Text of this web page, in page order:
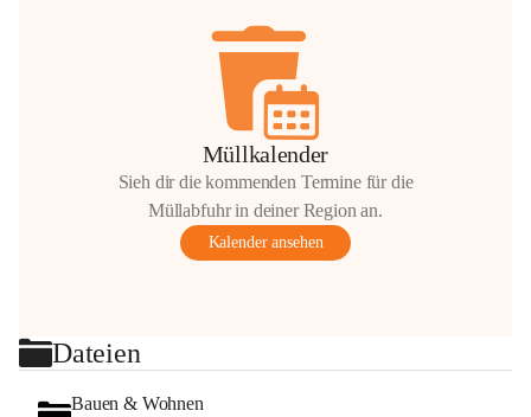
Müllkalender
Sieh dir die kommenden Termine für die
Müllabfuhr in deiner Region an.
Kalender ansehen
Dateien
Bauen & Wohnen